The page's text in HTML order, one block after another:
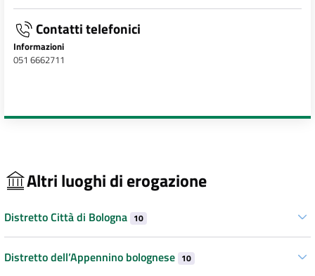
Contatti telefonici
Informazioni
051 6662711
Altri luoghi di erogazione
Distretto Città di Bologna 10
Distretto dell’Appennino bolognese 10